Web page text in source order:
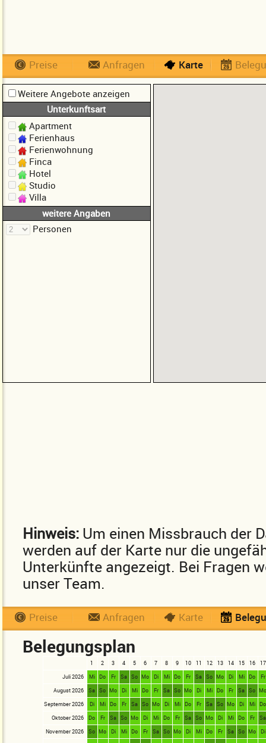
Preise Anfragen Karte
Weitere Angebote anzeigen
Unterkunftsart
Apartment
Ferienhaus
Ferienwohnung
Finca
Hotel
Studio
Villa
weitere Angaben
Personen
Hinweis: Um einen Missbrauch der
werden auf der Karte nur die
Unterkünfte angezeigt. Bei Fragen
unser Team.
Preise Anfragen Karte
Belegungsplan
1 2 3 4 5 6 7 8 9 10 11 12 13 14 15 16
17
Juli 2026
Mi Do Fr Sa So Mo Di Mi Do Fr Sa So Mo Di Mi Do
Fr
August 2026
Sa So Mo Di Mi Do Fr Sa So Mo Di Mi Do Fr Sa So
September 2026
Di Mi Do Fr Sa So Mo Di Mi Do Fr Sa So Mo Di Mi Do
Oktober 2026
Do Fr Sa So Mo Di Mi Do Fr Sa So Mo Di Mi Do Fr
Sa
November 2026
So Mo Di Mi Do Fr Sa So Mo Di Mi Do Fr Sa So Mo
Di